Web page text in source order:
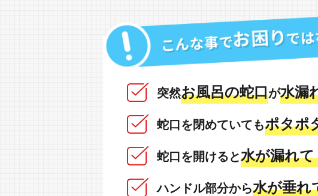
突然お風呂の蛇口が水漏
蛇口を閉めていてもポタポ
蛇口を開けると水が漏れ
ハンドル部分から水が垂れ